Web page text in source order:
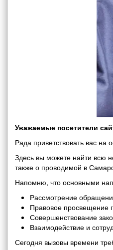
Уважаемые посетители
Рада приветствовать вас
Здесь вы можете найти всю
также о проводимой в
Напомню, что основными
Рассмотрение
Правовое просвещение
Совершенствование
Взаимодействие и
Сегодня вызовы времени